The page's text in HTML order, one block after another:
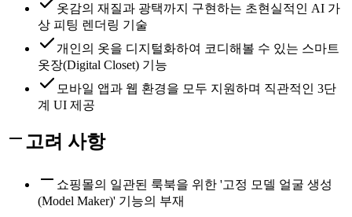
옷감의 재질과 광택까지 구현하는 초현실적인 AI 가
상 피팅 렌더링 기술
개인의 옷을 디지털화하여 코디해볼 수 있는 스마트
옷장(Digital Closet) 기능
모바일 앱과 웹 환경을 모두 지원하며 직관적인 3단
계 UI 제공
고려 사항
쇼핑몰의 일관된 룩북을 위한 '고정 모델 얼굴 생성
(Model Maker)' 기능의 부재